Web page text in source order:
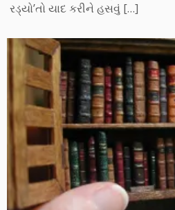
રડ્યો’તો યાદ કરીને હસવું […]